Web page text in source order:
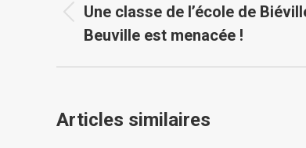
article
Article
précédent
:
Une classe de l’école de
Beuville est menacée !
Articles similaires